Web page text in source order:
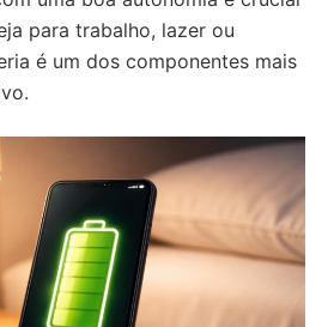
para trabalho, lazer ou
é um dos componentes mais